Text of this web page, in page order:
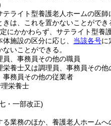
ライト型養護老人ホームの医
は、これを置かないことができ
にかかわらず、サテライト型養
体施設の区分に応じ、 当該各号に
いことができる。
、事務員その他の職員
養士又は調理員、事務員その他
務員その他の従業者
栄養士
・一部改正)
る業務のほか、養護老人ホーム